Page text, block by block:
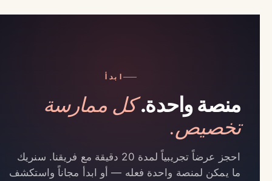
ابدأ
منصة واحدة.كل ممارسة
تخصيص.
احجز عرضاً تجريبياً لمدة 20 دقيقة مع فريقنا. سنريك
ما يمكن لمنصة واحدة فعله — أو ابدأ مجاناً واستكشف